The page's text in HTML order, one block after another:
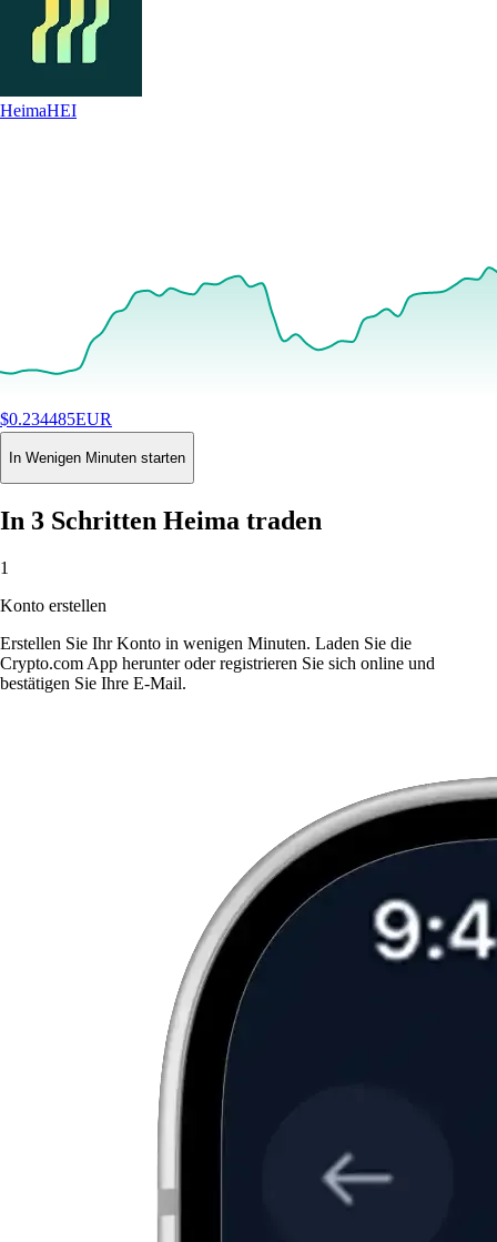
HeimaHEI
$0.234485EUR
+112.55%24H
Buy
In Wenigen Minuten starten
In 3 Schritten Heima traden
1
Konto erstellen
Erstellen Sie Ihr Konto in wenigen Minuten. Laden Sie die
Crypto.com App herunter oder registrieren Sie sich online und
bestätigen Sie Ihre E-Mail.